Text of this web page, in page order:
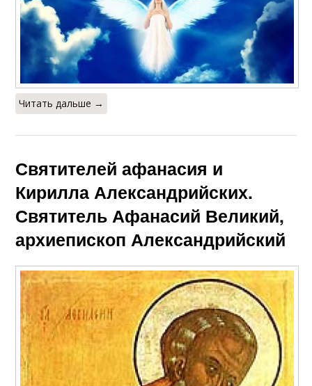
Читать дальше →
Святителей афанасия и
Кирилла Александрийских.
Святитель Афанасий Великий,
архиепископ Александрийский